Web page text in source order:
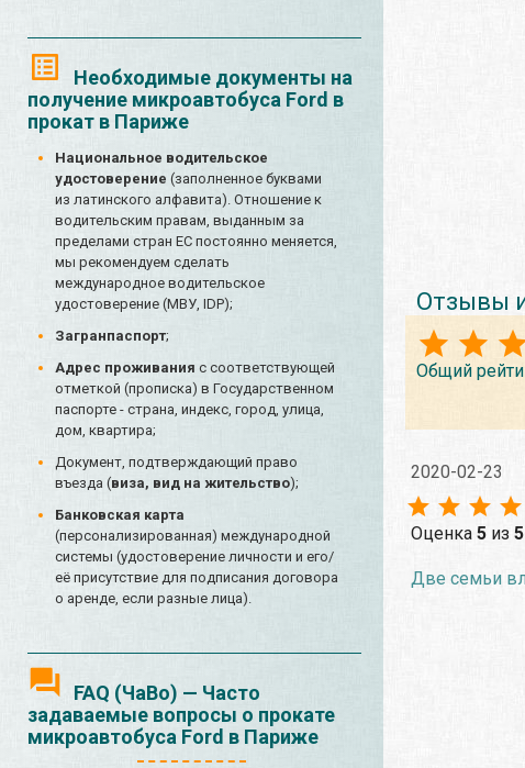
Необходимые документы на
получение микроавтобуса Ford в
прокат в Париже
Национальное водительское
удостоверение (заполненное буквами
из латинского алфавита). Отношение к
водительским правам, выданным за
пределами стран ЕС постоянно меняется,
мы рекомендуем сделать
международное водительское
удостоверение (МВУ, IDP);
Загранпаспорт;
Адрес проживания с соответствующей
отметкой (прописка) в Государственном
паспорте - страна, индекс, город, улица,
дом, квартира;
Документ, подтверждающий право
въезда (виза, вид на жительство);
Банковская карта
(персонализированная) международной
системы (удостоверение личности и его/
её присутствие для подписания договора
о аренде, если разные лица).
FAQ (ЧаВо) — Часто
задаваемые вопросы о прокате
микроавтобуса Ford в Париже
Отзывы
Общий
2020-02-23
Оценка 5из 5
Две семьи